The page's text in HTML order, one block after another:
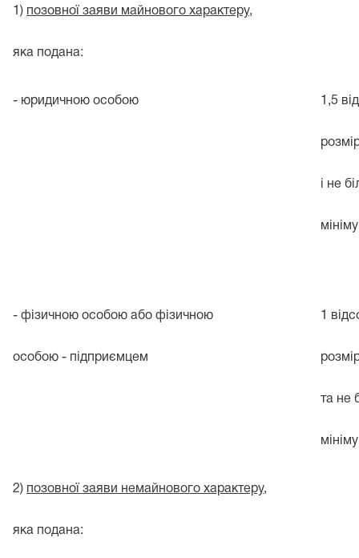
) позовної заяви майнового характеру,
яка подана:
- юридичною особою 1,5
і не
- фізичною особою або фізичною
особою - підприємцем
1
та не
2) позовної заяви немайнового характеру,
яка подана: